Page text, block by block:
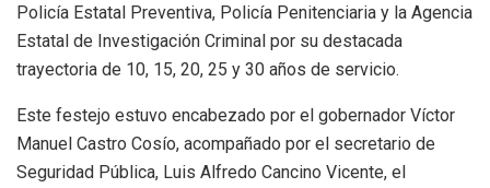
Policía Estatal Preventiva, Policía Penitenciaria y la Agencia
Estatal de Investigación Criminal por su destacada
trayectoria de 10, 15, 20, 25 y 30 años de servicio.
Este festejo estuvo encabezado por el gobernador Víctor
Manuel Castro Cosío, acompañado por el secretario de
Seguridad Pública, Luis Alfredo Cancino Vicente, el